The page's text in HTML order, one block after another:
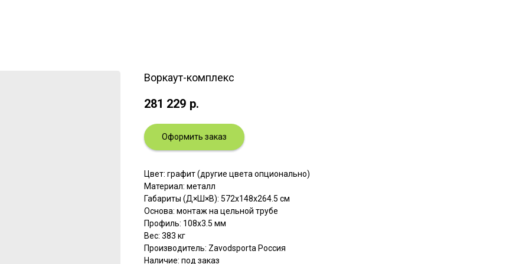
Воркаут-комплекс
281 229 р.
Оформить заказ
Цвет: графит (другие цвета опционально)
Материал: металл
Габариты (Д×Ш×В): 572х148х264.5 см
Основа: монтаж на цельной трубе
Профиль: 108х3.5 мм
Вес: 383 кг
Производитель: Zavodsporta Россия
Наличие: под заказ